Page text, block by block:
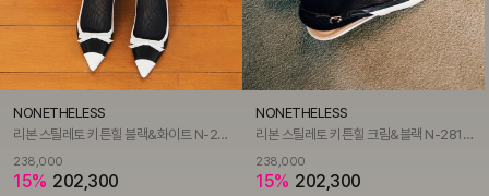
NONETHELESS
리본 스틸레토 키튼힐 블랙&화이트 N-281/WH
238,000
15% 202,300
NONETHELESS
리본 스틸레토 키튼힐 크림&블랙 N-281/CR
238,000
15% 202,300